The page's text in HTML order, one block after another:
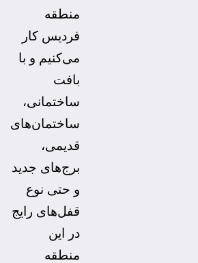
منطقه
فردیس کار
می‌کنیم و با
بافت
ساختمانی،
ساختمان‌های
قدیمی،
برج‌های جدید
و حتی نوع
قفل‌های رایج
در این
منطقه